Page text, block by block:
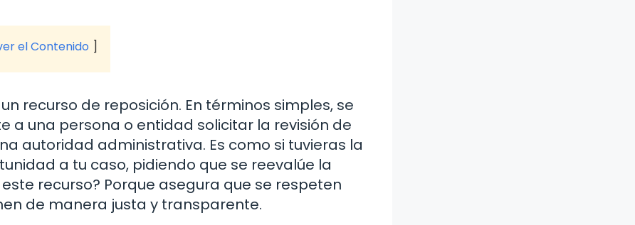
el Contenido
recurso de reposición. En términos simples, se
una persona o entidad solicitar la revisión de
autoridad administrativa. Es como si tuvieras la
a tu caso, pidiendo que se reevalúe la
recurso? Porque asegura que se respeten
de manera justa y transparente.